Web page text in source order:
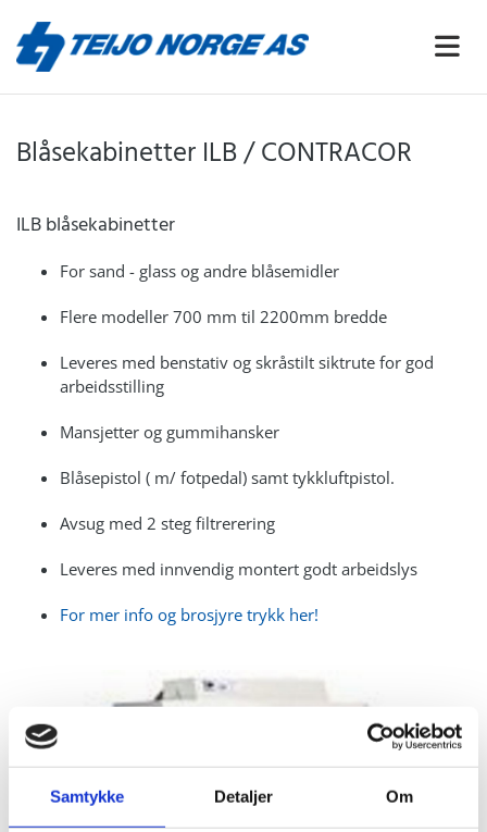
Samtykke Detaljer Om
Blåsekabinetter ILB / CONTRACOR
ILB blåsekabinetter
For sand - glass og andre blåsemidler
Flere modeller 700 mm til 2200mm bredde
Leveres med benstativ og skråstilt siktrute for god
arbeidsstilling
Mansjetter og gummihansker
Blåsepistol ( m/ fotpedal) samt tykkluftpistol.
Avsug med 2 steg filtrerering
Leveres med innvendig montert godt arbeidslys
For mer info og brosjyre trykk her!